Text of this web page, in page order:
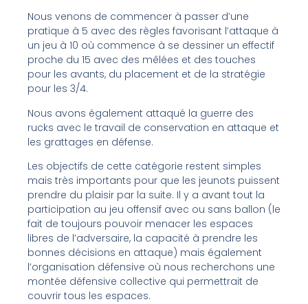
Nous venons de commencer à passer d’une
pratique à 5 avec des règles favorisant l’attaque à
un jeu à 10 où commence à se dessiner un effectif
proche du 15 avec des mêlées et des touches
pour les avants, du placement et de la stratégie
pour les 3/4.
Nous avons également attaqué la guerre des
rucks avec le travail de conservation en attaque et
les grattages en défense.
Les objectifs de cette catégorie restent simples
mais très importants pour que les jeunots puissent
prendre du plaisir par la suite. Il y a avant tout la
participation au jeu offensif avec ou sans ballon (le
fait de toujours pouvoir menacer les espaces
libres de l’adversaire, la capacité à prendre les
bonnes décisions en attaque) mais également
l’organisation défensive où nous recherchons une
montée défensive collective qui permettrait de
couvrir tous les espaces.